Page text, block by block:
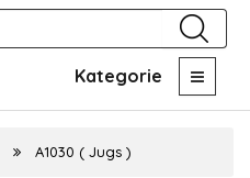
Kategorie
A1030 ( Jugs )